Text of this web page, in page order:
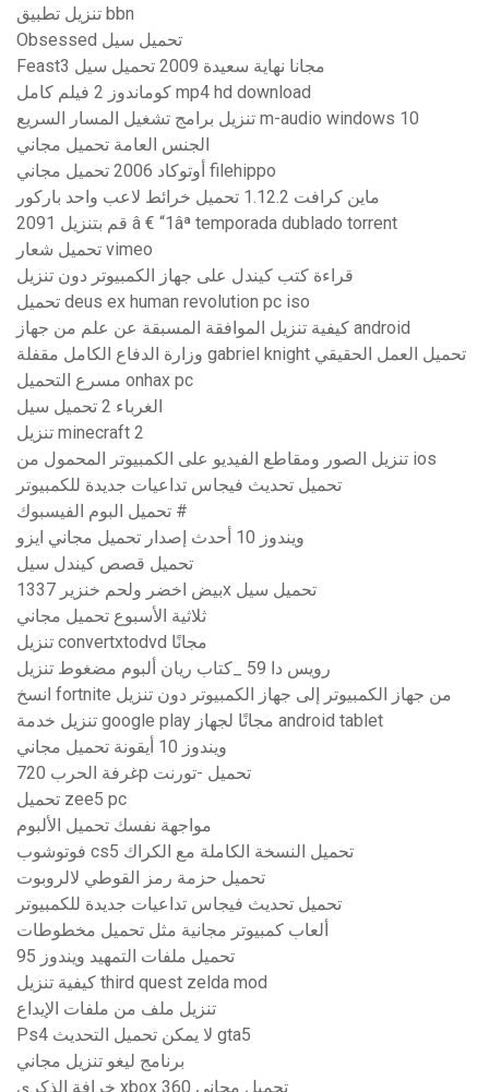
تنزيل تطبيق bbn
Obsessed تحميل سيل
Feast3 مجانا نهاية سعيدة 2009 تحميل سيل
كوماندوز 2 فيلم كامل mp4 hd download
تنزيل برامج تشغيل المسار السريع m-audio windows 10
الجنس العامة تحميل مجاني
أوتوكاد 2006 تحميل مجاني filehippo
ماين كرافت 1.12.2 تحميل خرائط لاعب واحد باركور
قم بتنزيل 2091 â € “1âª temporada dublado torrent
تحميل شعار vimeo
قراءة كتب كيندل على جهاز الكمبيوتر دون تنزيل
تحميل deus ex human revolution pc iso
كيفية تنزيل الموافقة المسبقة عن علم من جهاز android
وزارة الدفاع الكامل مقفلة gabriel knight تحميل العمل الحقيقي
مسرع التحميل onhax pc
الغرباء 2 تحميل سيل
تنزيل minecraft 2
تنزيل الصور ومقاطع الفيديو على الكمبيوتر المحمول من ios
تحميل تحديث فيجاس تداعيات جديدة للكمبيوتر
تحميل البوم الفيسبوك #
ويندوز 10 أحدث إصدار تحميل مجاني ايزو
تحميل قصص كيندل سيل
بيض اخضر ولحم خنزير 1337x تحميل سيل
ثلاثية الأسبوع تحميل مجاني
تنزيل convertxtodvd مجانًا
رويس دا 59 _كتاب ريان ألبوم مضغوط تنزيل
انسخ fortnite من جهاز الكمبيوتر إلى جهاز الكمبيوتر دون تنزيل
تنزيل خدمة google play مجانًا لجهاز android tablet
ويندوز 10 أيقونة تحميل مجاني
غرفة الحرب 720p تحميل -تورنت
تحميل zee5 pc
مواجهة نفسك تحميل الألبوم
فوتوشوب cs5 تحميل النسخة الكاملة مع الكراك
تحميل حزمة رمز القوطي لالروبوت
تحميل تحديث فيجاس تداعيات جديدة للكمبيوتر
ألعاب كمبيوتر مجانية مثل تحميل مخطوطات
تحميل ملفات التمهيد ويندوز 95
كيفية تنزيل third quest zelda mod
تنزيل ملف من ملفات الإيداع
Ps4 لا يمكن تحميل التحديث gta5
برنامج ليغو تنزيل مجاني
خرافة الذكرى xbox 360 تحميل مجاني